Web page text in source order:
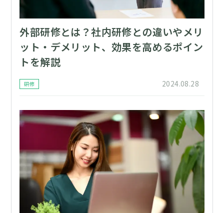
外部研修とは？社内研修との違いやメリ
ット・デメリット、効果を高めるポイン
トを解説
2024.08.28
研修